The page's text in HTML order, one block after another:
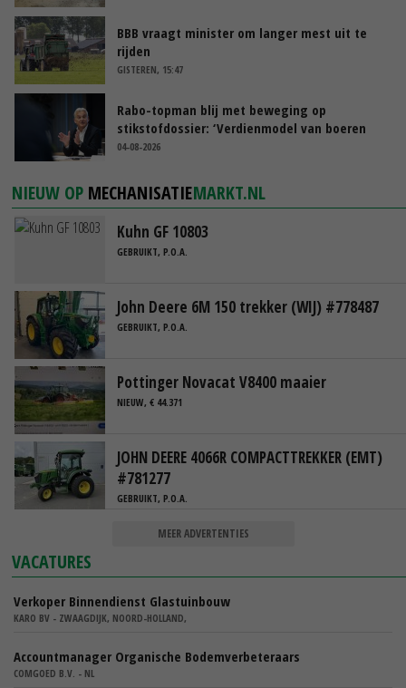
BBB vraagt minister om langer mest uit te
rijden
GISTEREN, 15:47
Rabo-topman blij met beweging op
stikstofdossier: ‘Verdienmodel van boeren
blijft cruciaal’
04-08-2026
NIEUW OP MECHANISATIEMARKT.NL
Kuhn GF 10803
GEBRUIKT, P.O.A.
John Deere 6M 150 trekker (WIJ) #778487
GEBRUIKT, P.O.A.
Pottinger Novacat V8400 maaier
NIEUW, € 44.371
JOHN DEERE 4066R COMPACTTREKKER (EMT)
#781277
GEBRUIKT, P.O.A.
MEER ADVERTENTIES
VACATURES
Verkoper Binnendienst Glastuinbouw
KARO BV - ZWAAGDIJK, NOORD-HOLLAND,
Accountmanager Organische Bodemverbeteraars
COMGOED B.V. - NL